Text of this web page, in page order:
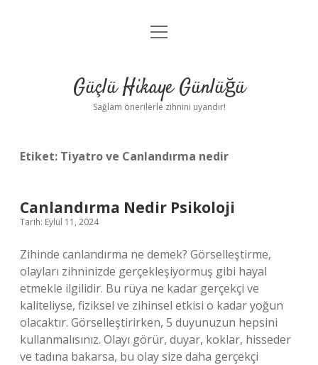
Anasayfa
Yasal Uyarı
menüyü
Güçlü Hikaye Günlüğü
Sağlam önerilerle zihnini uyandır!
Etiket: Tiyatro ve Canlandırma nedir
Canlandırma Nedir Psikoloji
Tarih: Eylül 11, 2024
Zihinde canlandırma ne demek? Görselleştirme,
olayları zihninizde gerçekleşiyormuş gibi hayal
etmekle ilgilidir. Bu rüya ne kadar gerçekçi ve
kaliteliyse, fiziksel ve zihinsel etkisi o kadar yoğun
olacaktır. Görselleştirirken, 5 duyunuzun hepsini
kullanmalısınız. Olayı görür, duyar, koklar, hisseder
ve tadına bakarsa, bu olay size daha gerçekçi